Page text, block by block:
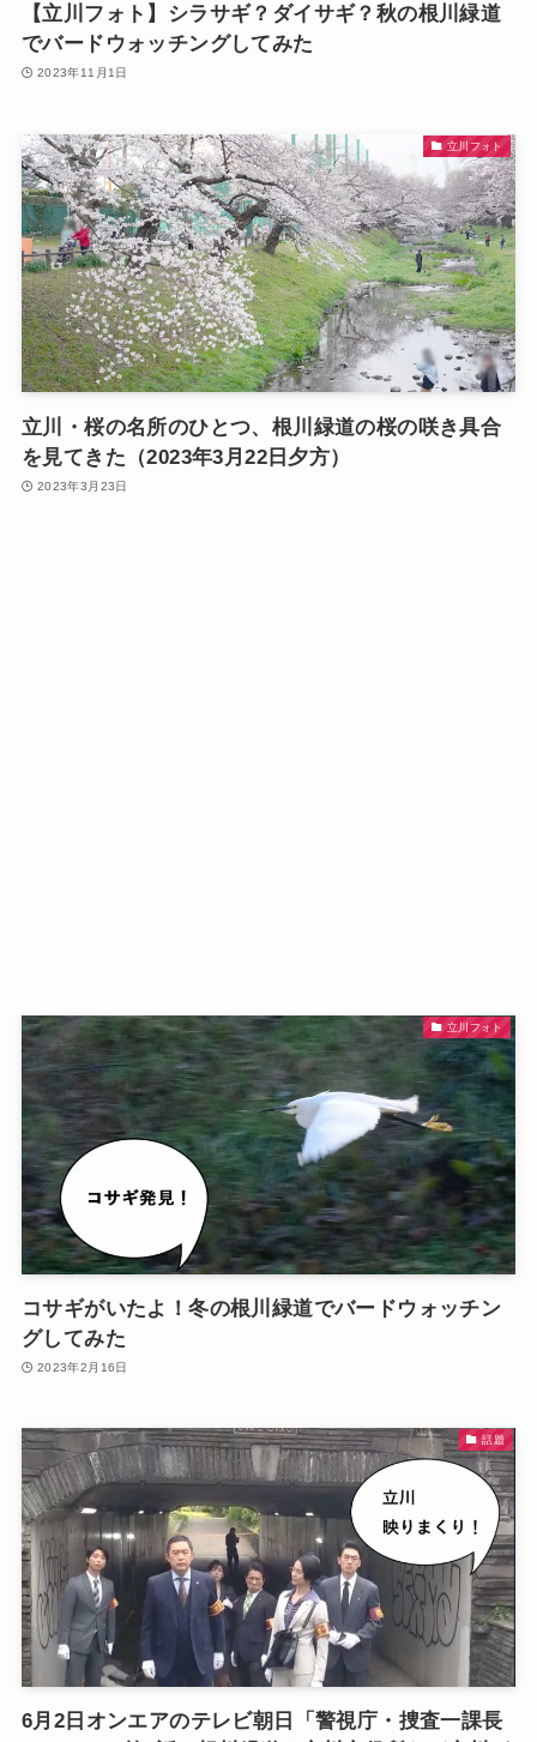
【立川フォト】シラサギ？ダイサギ？秋の根川緑道
でバードウォッチングしてみた
2023年11月1日
立川フォト
立川・桜の名所のひとつ、根川緑道の桜の咲き具合
を見てきた（2023年3月22日夕方）
2023年3月23日
立川フォト
コサギがいたよ！冬の根川緑道でバードウォッチン
グしてみた
2023年2月16日
話題
6月2日オンエアのテレビ朝日「警視庁・捜査一課長